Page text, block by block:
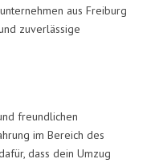
aus Freiburg
zuverlässige
freundlichen
im Bereich des
dass dein Umzug